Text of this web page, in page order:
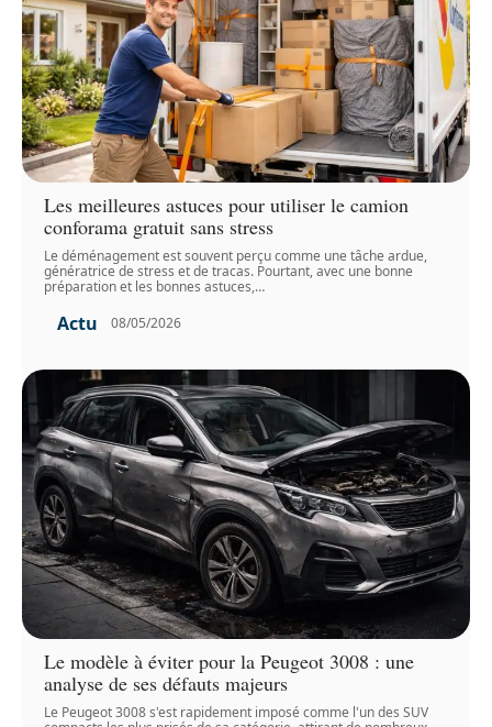
Les meilleures astuces pour utiliser le camion
conforama gratuit sans stress
Le déménagement est souvent perçu comme une tâche ardue,
génératrice de stress et de tracas. Pourtant, avec une bonne
préparation et les bonnes astuces,…
Actu 08/05/2026
Le modèle à éviter pour la Peugeot 3008 : une
analyse de ses défauts majeurs
Le Peugeot 3008 s'est rapidement imposé comme l'un des SUV